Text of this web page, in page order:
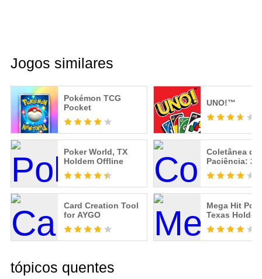
Jogos similares
Pokémon TCG
Pocket
UNO!™
Poker World, TX
Holdem Offline
Coletânea de
Paciência:
Card Creation Tool
for AYGO
Mega Hit
Texas Holdem
tópicos quentes